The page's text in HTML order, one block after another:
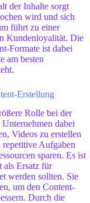
der Inhalte sorgt
wird und sich
führt zu einer
Kundenloyalität. Die
Formate ist dabei
am besten
Erstellung
Rolle bei der
dabei
Videos zu erstellen
Aufgaben
sparen. Es ist
als Ersatz für
werden sollten. Sie
um den Content-
Durch die